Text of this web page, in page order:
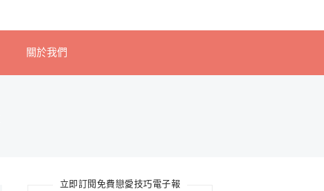
關於我們
立即訂閱免費戀愛技巧電子報